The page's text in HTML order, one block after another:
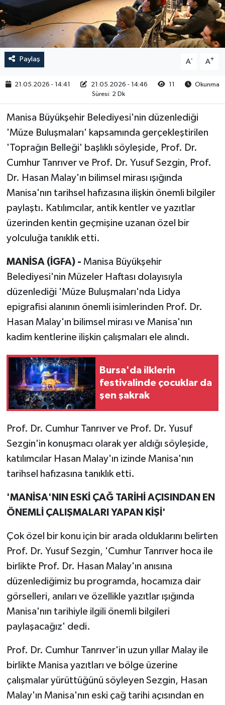
Paylaş A- A+
21.05.2026 - 14:41 21.05.2026 - 14:46 11
Okunma
Süresi: 2 Dk
Manisa Büyükşehir Belediyesi'nin düzenlediği
'Müze Buluşmaları' kapsamında gerçekleştirilen
'Toprağın Belleği' başlıklı söyleşide, Prof. Dr.
Cumhur Tanrıver ve Prof. Dr. Yusuf Sezgin, Prof.
Dr. Hasan Malay'ın bilimsel mirası ışığında
Manisa'nın tarihsel hafızasına ilişkin önemli bilgiler
paylaştı. Katılımcılar, antik kentler ve yazıtlar
üzerinden kentin geçmişine uzanan özel bir
yolculuğa tanıklık etti.
MANİSA (İGFA) - Manisa Büyükşehir
Belediyesi'nin Müzeler Haftası dolayısıyla
düzenlediği 'Müze Buluşmaları'nda Lidya
epigrafisi alanının önemli isimlerinden Prof. Dr.
Hasan Malay'ın bilimsel mirası ve Manisa'nın
kadim kentlerine ilişkin çalışmaları ele alındı.
Bursa'da ilklerin
festivalinde çocuklar da
şen şakrak
Prof. Dr. Cumhur Tanrıver ve Prof. Dr. Yusuf
Sezgin'in konuşmacı olarak yer aldığı söyleşide,
katılımcılar Hasan Malay'ın izinde Manisa'nın
tarihsel hafızasına tanıklık etti.
'MANİSA'NIN ESKİ ÇAĞ TARİHİ AÇISINDAN EN
ÖNEMLİ ÇALIŞMALARI YAPAN KİŞİ'
Çok özel bir konu için bir arada olduklarını belirten
Prof. Dr. Yusuf Sezgin, 'Cumhur Tanrıver hoca ile
birlikte Prof. Dr. Hasan Malay'ın anısına
düzenlediğimiz bu programda, hocamıza dair
görselleri, anıları ve özellikle yazıtlar ışığında
Manisa'nın tarihiyle ilgili önemli bilgileri
paylaşacağız' dedi.
Prof. Dr. Cumhur Tanrıver'in uzun yıllar Malay ile
birlikte Manisa yazıtları ve bölge üzerine
çalışmalar yürüttüğünü söyleyen Sezgin, Hasan
Malay'ın Manisa'nın eski çağ tarihi açısından en
RESMİ İLAN